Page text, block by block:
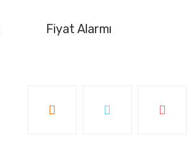
Fiyat Alarmı